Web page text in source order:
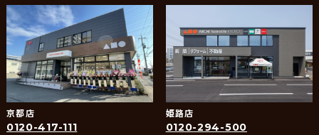
京都店
0120-417-111
姫路店
0120-294-500